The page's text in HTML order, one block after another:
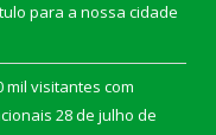
para a nossa cidade
mil visitantes com
28 de julho de